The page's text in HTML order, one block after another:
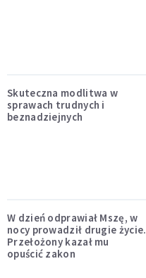
Skuteczna modlitwa w
sprawach trudnych i
beznadziejnych
W dzień odprawiał Mszę, w
nocy prowadził drugie życie.
Przełożony kazał mu
opuścić zakon